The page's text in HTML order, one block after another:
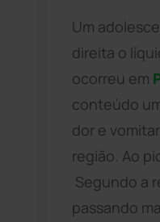
Um
direita o
ocorreu em
conteúdo
dor e
região. Ao
Segundo a
passando